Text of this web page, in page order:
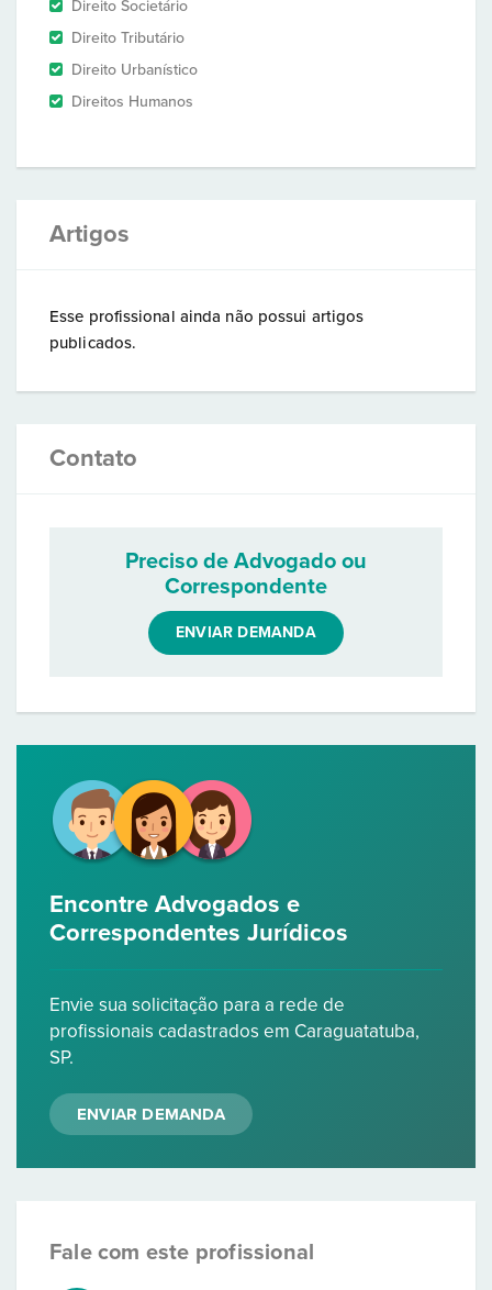
Direito Societário
Direito Tributário
Direito Urbanístico
Direitos Humanos
Artigos
Esse profissional ainda não possui artigos
publicados.
Contato
Preciso de Advogado ou
Correspondente
ENVIAR DEMANDA
Encontre Advogados e
Correspondentes Jurídicos
Envie sua solicitação para a rede de
profissionais cadastrados em Caraguatatuba,
SP.
ENVIAR DEMANDA
Fale com este profissional